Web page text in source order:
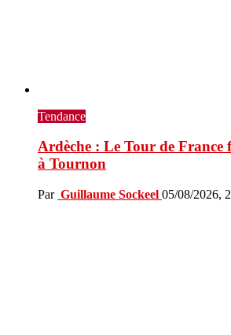
Tendance
Ardèche : Le Tour de France
à Tournon
Par Guillaume Sockeel 05/08/2026,